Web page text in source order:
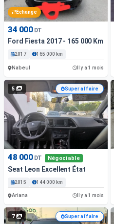
Échange
34 000 DT
Ford Fiesta 2017 - 165 000 Km -
2017 165 000 km
Nabeul Il y a 1 mois
5 Super affaire
48 000 DT Négociable
Seat Leon Excellent État
2015 144 000 km
Ariana Il y a 1 mois
7 Super affaire